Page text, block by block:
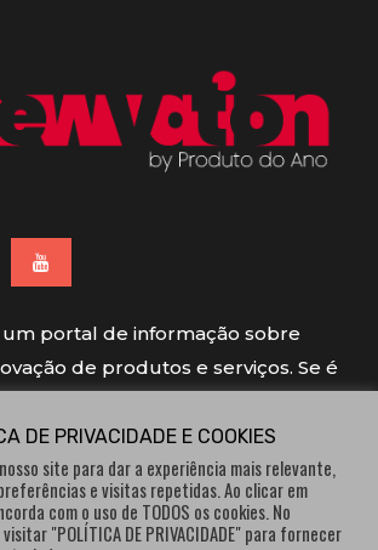
portal de informação sobre
de produtos e serviços. Se é
o patrocínio do “Produto do
de inovação atribuído por
DE PRIVACIDADE E COOKIES
site para dar a experiência mais relevante,
e visitas repetidas. Ao clicar em
com o uso de TODOS os cookies. No
"POLÍTICA DE PRIVACIDADE" para fornecer